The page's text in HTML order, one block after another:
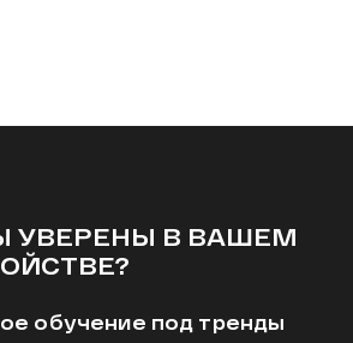
УВЕРЕНЫ В ВАШЕМ
обучение под тренды